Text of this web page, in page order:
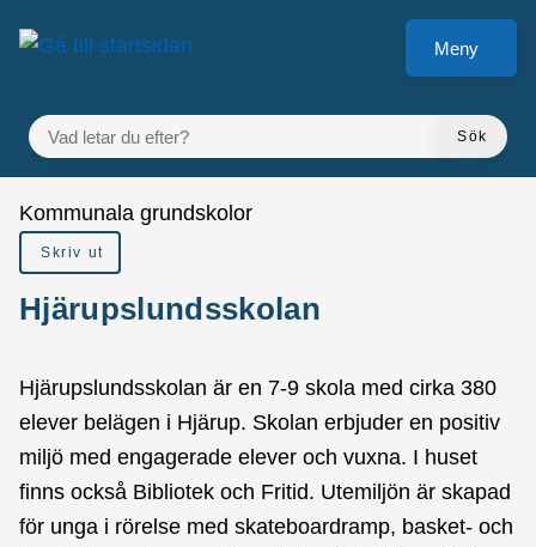
Gå till innehåll
till sidomeny
Meny
VAD LETAR DU EFTER?
Sök
Du är här:
Kommunala grundskolor
Skriv ut
Hjärupslundsskolan
Hjärupslundsskolan är en 7-9 skola med cirka 380
elever belägen i Hjärup. Skolan erbjuder en positiv
miljö med engagerade elever och vuxna. I huset
finns också Bibliotek och Fritid. Utemiljön är skapad
för unga i rörelse med skateboardramp, basket- och